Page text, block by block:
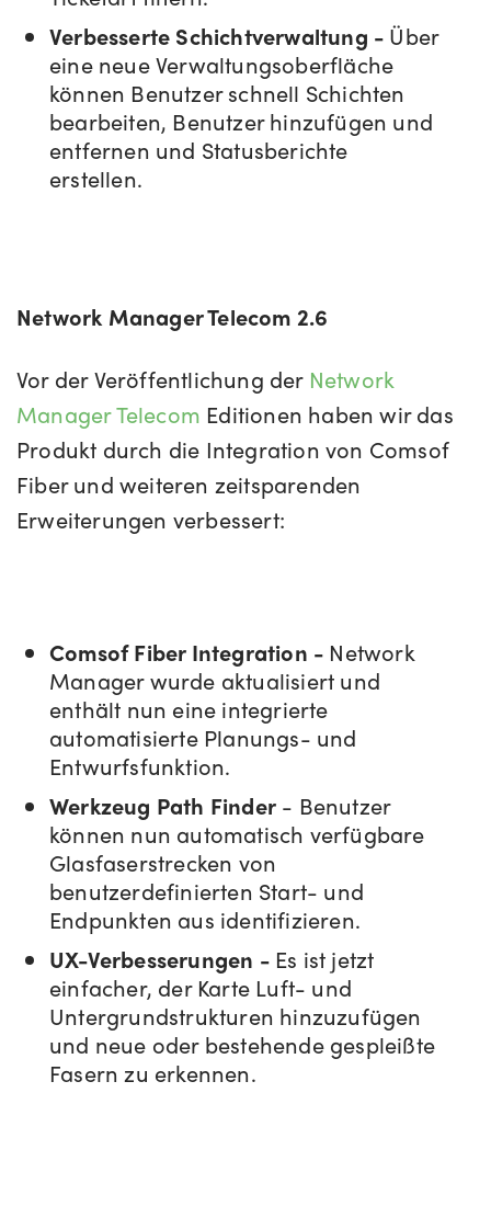
Verbesserte Schichtverwaltung - Über
eine neue Verwaltungsoberfläche
können Benutzer schnell Schichten
bearbeiten, Benutzer hinzufügen und
entfernen und Statusberichte
erstellen.
Network Manager Telecom 2.6
Vor der Veröffentlichung der Network
Manager Telecom Editionen haben wir das
Produkt durch die Integration von Comsof
Fiber und weiteren zeitsparenden
Erweiterungen verbessert:
Comsof Fiber Integration - Network
Manager wurde aktualisiert und
enthält nun eine integrierte
automatisierte Planungs- und
Entwurfsfunktion.
Werkzeug Path Finder - Benutzer
können nun automatisch verfügbare
Glasfaserstrecken von
benutzerdefinierten Start- und
Endpunkten aus identifizieren.
UX-Verbesserungen -Es ist jetzt
einfacher, der Karte Luft- und
Untergrundstrukturen hinzuzufügen
und neue oder bestehende gespleißte
Fasern zu erkennen.